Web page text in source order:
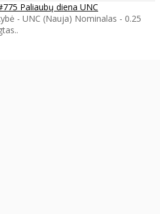
Paliaubų diena UNC
- UNC (Nauja) Nominalas - 0.25